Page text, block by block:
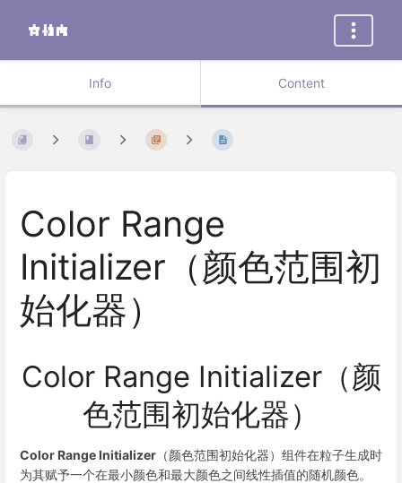
Info Content
Color Range
Initializer（颜色范围初
始化器）
Color Range Initializer（颜
色范围初始化器）
Color Range Initializer （颜色范围初始化器）组件在粒子生成时
为其赋予一个在最小颜色和最大颜色之间线性插值的随机颜色。